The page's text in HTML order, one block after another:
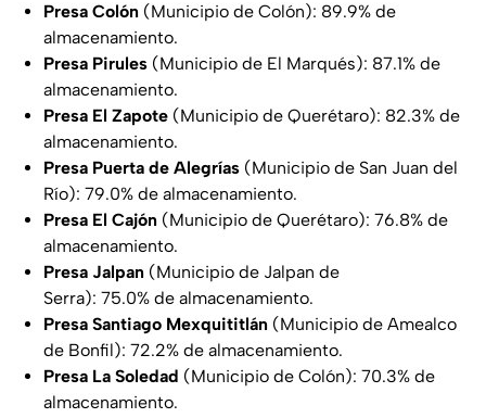
Presa Colón (Municipio de Colón): 89.9% de
almacenamiento.
Presa Pirules (Municipio de El Marqués): 87.1% de
almacenamiento.
Presa El Zapote (Municipio de Querétaro): 82.3% de
almacenamiento.
Presa Puerta de Alegrías (Municipio de San Juan del
Río): 79.0% de almacenamiento.
Presa El Cajón (Municipio de Querétaro): 76.8% de
almacenamiento.
Presa Jalpan (Municipio de Jalpan de
Serra): 75.0% de almacenamiento.
Presa Santiago Mexquititlán (Municipio de Amealco
de Bonfil): 72.2% de almacenamiento.
Presa La Soledad (Municipio de Colón): 70.3% de
almacenamiento.